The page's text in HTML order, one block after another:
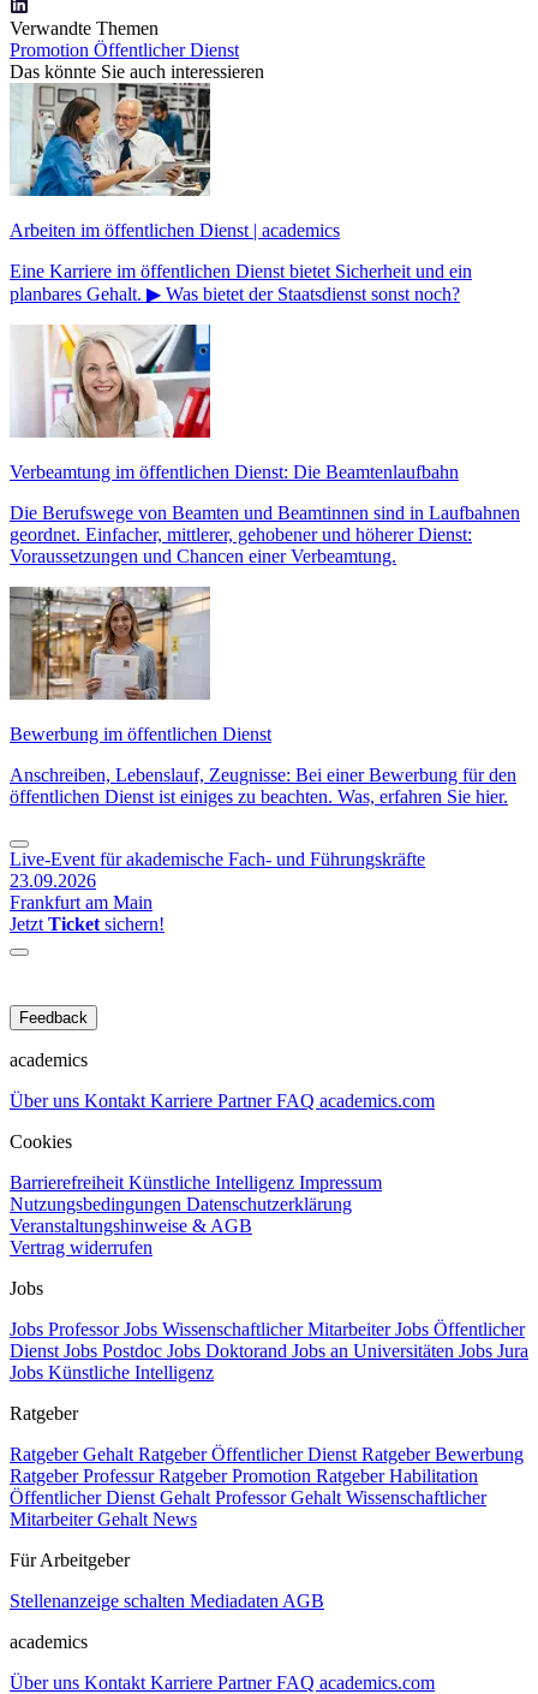
Verwandte Themen
Promotion Öffentlicher Dienst
Das könnte Sie auch interessieren
Arbeiten im öffentlichen Dienst | academics
Eine Karriere im öffentlichen Dienst bietet Sicherheit und ein
planbares Gehalt. ▶ Was bietet der Staatsdienst sonst noch?
Verbeamtung im öffentlichen Dienst: Die Beamtenlaufbahn
Die Berufswege von Beamten und Beamtinnen sind in Laufbahnen
geordnet. Einfacher, mittlerer, gehobener und höherer Dienst:
Voraussetzungen und Chancen einer Verbeamtung.
Bewerbung im öffentlichen Dienst
Anschreiben, Lebenslauf, Zeugnisse: Bei einer Bewerbung für den
öffentlichen Dienst ist einiges zu beachten. Was, erfahren Sie hier.
Live-Event für akademische Fach- und Führungskräfte
23.09.2026
Frankfurt am Main
Jetzt Ticket sichern!
Feedback
academics
Über uns Kontakt Karriere PartnerFAQ academics.com
Cookies
Barrierefreiheit Künstliche Intelligenz Impressum
Nutzungsbedingungen Datenschutzerklärung
Veranstaltungshinweise & AGB
Vertrag widerrufen
Jobs
Jobs ProfessorJobs Wissenschaftlicher MitarbeiterJobs Öffentlicher
Dienst Jobs Postdoc Jobs Doktorand Jobs an Universitäten Jobs Jura
Jobs Künstliche Intelligenz
Ratgeber
Ratgeber Gehalt Ratgeber Öffentlicher Dienst Ratgeber Bewerbung
Ratgeber ProfessurRatgeber Promotion Ratgeber Habilitation
Öffentlicher Dienst Gehalt Professor Gehalt Wissenschaftlicher
Mitarbeiter Gehalt News
Für Arbeitgeber
Stellenanzeige schalten Mediadaten AGB
academics
Über uns Kontakt Karriere PartnerFAQ academics.com